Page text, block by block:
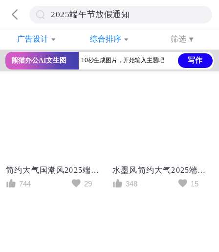
广告设计 综合排序 筛选
熊猫办公AI文生图 写作
简约大气国潮风2025端午节放假通知海报
744
29
水墨风简约大气2025端午节放假通知手机海报
348
15